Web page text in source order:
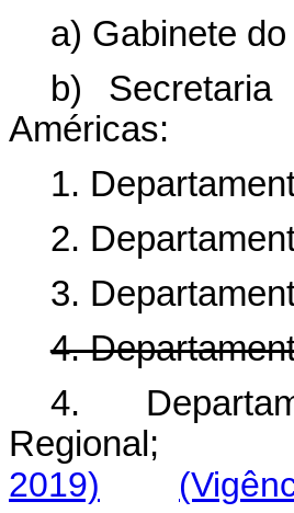
a) Gabinete
b)
Américas:
1.
2.
3.
4.
4.
2019)